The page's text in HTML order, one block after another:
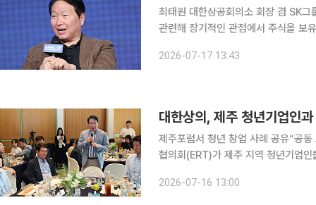
최태원 대한상공회의소 회장 겸 SK
관련해 장기적인 관점에서 주식을 보유하는 것이
2026-07-17 13:43
대한상의, 제주 청년기업인
제주포럼서 청년 창업 사례 공유“공동 브랜딩·전국 판
협의회(ERT)가 제주 지역 청년기업
2026-07-16 13:00